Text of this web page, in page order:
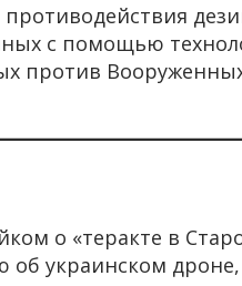
с помощью
против
о «теракте в
об украинском